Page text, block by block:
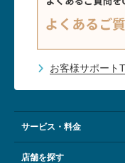
お客様サポート
サービス・料金
店舗を探す